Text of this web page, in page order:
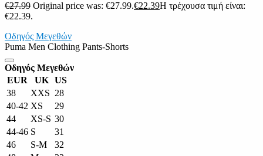
€27.99 Original price was: €27.99.€22.39Η τρέχουσα τιμή είναι:
€22.39.
Οδηγός Μεγεθών
Puma Men Clothing Pants-Shorts
Οδηγός Μεγεθών
EUR
UK
US
38
XXS 28
40-42 XS
29
44
XS-S 30
44-46 S
31
46
S-M
32